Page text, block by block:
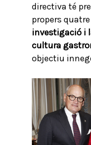
directiva té
propers
investigació i
cultura
objectiu